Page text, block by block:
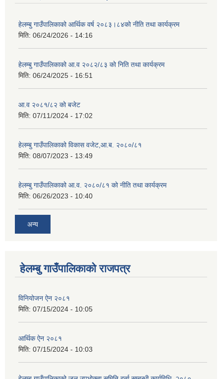
हेलम्बु गाउँपालिकाको आर्थिक वर्ष २०८३।८४को नीति तथा कार्यक्रम
मिति: 06/24/2026 - 14:16
हेलम्बु गाउँपालिकाको आ.व २०८२/८३ को निति तथा कार्यक्रम
मिति: 06/24/2025 - 16:51
आ.व २०८१/८२ को बजेट
मिति: 07/11/2024 - 17:02
हेलम्बु गाउँपालिकाको विकास वजेट,आ.ब. २०८०/८१
मिति: 08/07/2023 - 13:49
हेलम्बु गाउँपालिकाको आ.व. २०८०/८१ को नीति तथा कार्यक्रम
मिति: 06/26/2023 - 10:40
अन्य
हेलम्बु गाउँपालिकाको राजपत्र
विनियोजन ऐन २०८१
मिति: 07/15/2024 - 10:05
आर्थिक ऐन २०८१
मिति: 07/15/2024 - 10:03